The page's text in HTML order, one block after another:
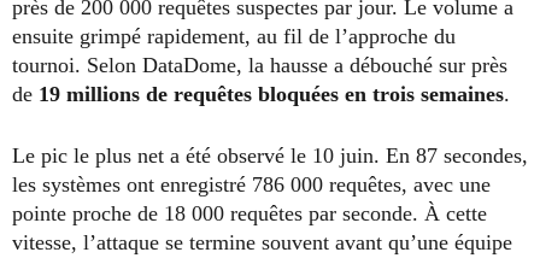
près de 200 000 requêtes suspectes par jour. Le volume a
ensuite grimpé rapidement, au fil de l’approche du
tournoi. Selon DataDome, la hausse a débouché sur près
de 19 millions de requêtes bloquées en trois semaines.
Le pic le plus net a été observé le 10 juin. En 87 secondes,
les systèmes ont enregistré 786 000 requêtes, avec une
pointe proche de 18 000 requêtes par seconde. À cette
vitesse, l’attaque se termine souvent avant qu’une équipe